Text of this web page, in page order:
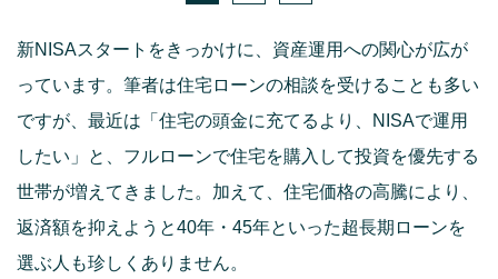
新NISAスタートをきっかけに、資産運用への関心が広が
っています。筆者は住宅ローンの相談を受けることも多い
ですが、最近は「住宅の頭金に充てるより、NISAで運用
したい」と、フルローンで住宅を購入して投資を優先する
世帯が増えてきました。加えて、住宅価格の高騰により、
返済額を抑えようと40年・45年といった超長期ローンを
選ぶ人も珍しくありません。